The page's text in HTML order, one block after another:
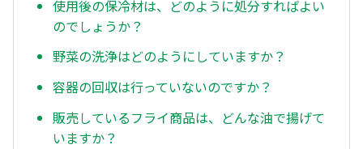
使用後の保冷材は、どのように処分すればよい
のでしょうか？
野菜の洗浄はどのようにしていますか？
容器の回収は行っていないのですか？
販売しているフライ商品は、どんな油で揚げて
いますか？